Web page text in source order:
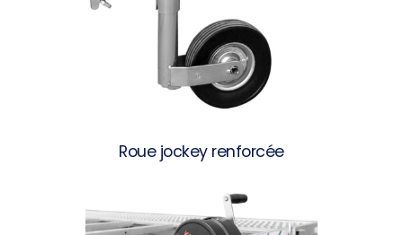
Roue jockey renforcée